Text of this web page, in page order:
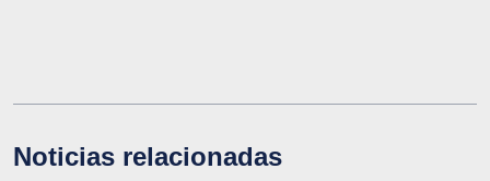
Noticias relacionadas